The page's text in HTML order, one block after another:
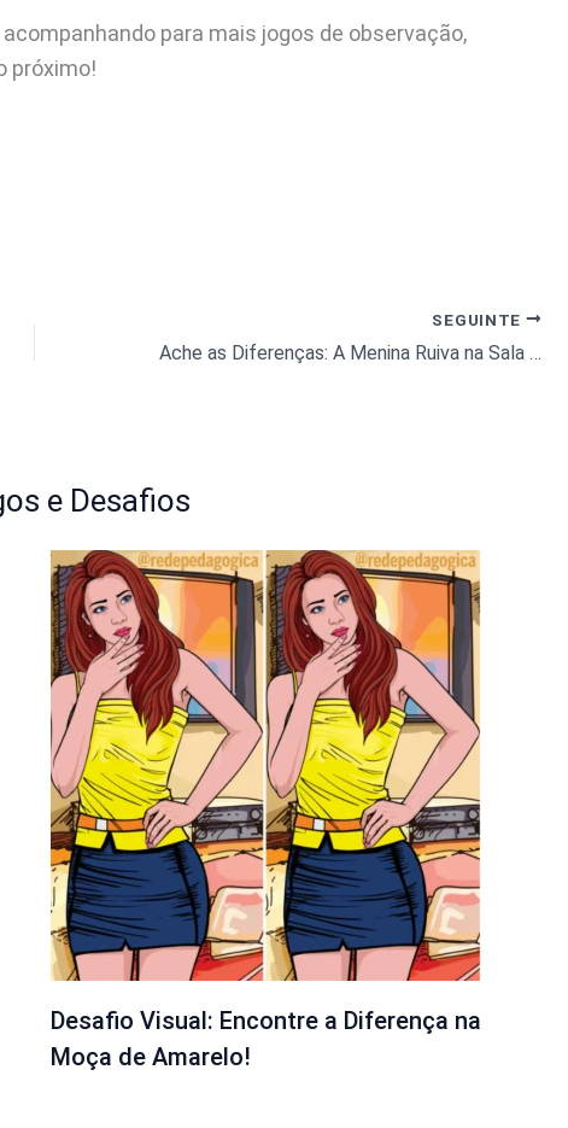
para mais jogos de observação,
próximo!
SEGUINTE
Ache as Diferenças: A Menina Ruiva na Sala de Estar
e Desafios
Desafio Visual: Encontre a Diferença na
Moça de Amarelo!